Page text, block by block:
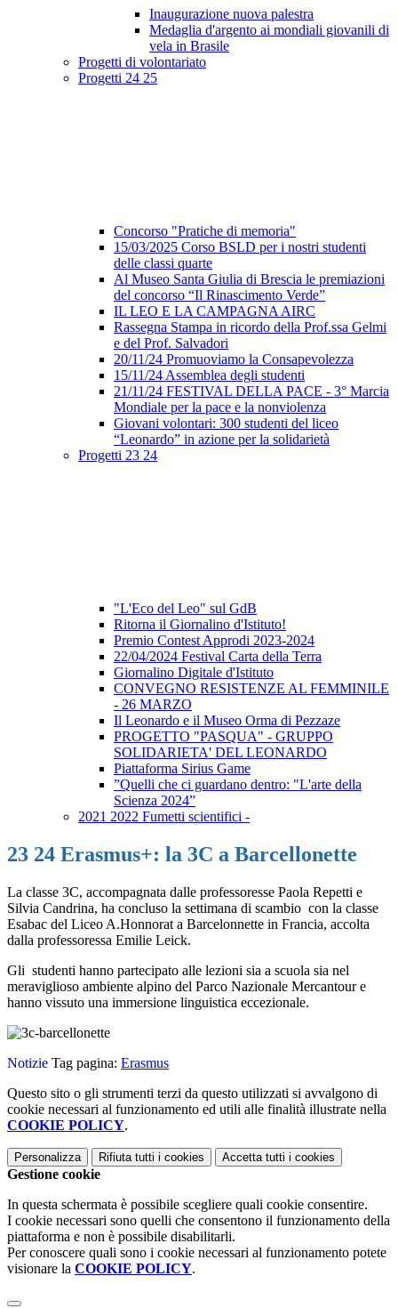
Inaugurazione nuova palestra
Medaglia d'argento ai mondiali giovanili di
vela in Brasile
Progetti di volontariato
Progetti 24 25
Concorso "Pratiche di memoria"
15/03/2025 Corso BSLD per i nostri studenti
delle classi quarte
Al Museo Santa Giulia di Brescia le premiazioni
del concorso “Il Rinascimento Verde”
IL LEO E LA CAMPAGNA AIRC
Rassegna Stampa in ricordo della Prof.ssa Gelmi
e del Prof. Salvadori
20/11/24 Promuoviamo la Consapevolezza
15/11/24 Assemblea degli studenti
21/11/24 FESTIVAL DELLA PACE - 3° Marcia
Mondiale per la pace e la nonviolenza
Giovani volontari: 300 studenti del liceo
“Leonardo” in azione per la solidarietà
Progetti 23 24
"L'Eco del Leo" sul GdB
Ritorna il Giornalino d'Istituto!
Premio Contest Approdi 2023-2024
22/04/2024 Festival Carta della Terra
Giornalino Digitale d'Istituto
CONVEGNO RESISTENZE AL FEMMINILE
- 26 MARZO
Il Leonardo e il Museo Orma di Pezzaze
PROGETTO "PASQUA" - GRUPPO
SOLIDARIETA' DEL LEONARDO
Piattaforma Sirius Game
”Quelli che ci guardano dentro: "L'arte della
Scienza 2024”
2021 2022 Fumetti scientifici -
23 24 Erasmus+: la 3C a Barcellonette
La classe 3C, accompagnata dalle professoresse Paola Repetti e
Silvia Candrina, ha concluso la settimana di scambio con la classe
Esabac del Liceo A.Honnorat a Barcelonnette in Francia, accolta
dalla professoressa Emilie Leick.
Gli studenti hanno partecipato alle lezioni sia a scuola sia nel
meraviglioso ambiente alpino del Parco Nazionale Mercantour e
hanno vissuto una immersione linguistica eccezionale.
Notizie Tag pagina: Erasmus
Questo sito o gli strumenti terzi da questo utilizzati si avvalgono di
cookie necessari al funzionamento ed utili alle finalità illustrate nella
COOKIE POLICY.
Personalizza Rifiuta tutti i cookies Accetta tutti i cookies
Gestione cookie
In questa schermata è possibile scegliere quali cookie consentire.
I cookie necessari sono quelli che consentono il funzionamento della
piattaforma e non è possibile disabilitarli.
Per conoscere quali sono i cookie necessari al funzionamento potete
visionare la COOKIE POLICY.